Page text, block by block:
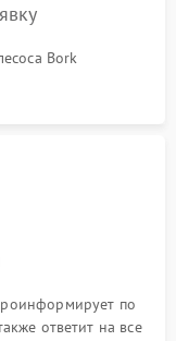
Bork
по
ответит на все